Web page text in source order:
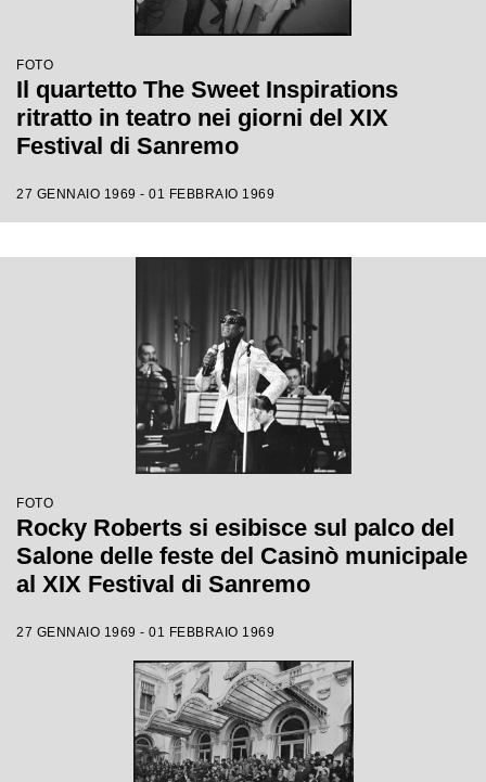
FOTO
Il quartetto The Sweet Inspirations
ritratto in teatro nei giorni del XIX
Festival di Sanremo
27 GENNAIO 1969 - 01 FEBBRAIO 1969
FOTO
Rocky Roberts si esibisce sul palco del
Salone delle feste del Casinò municipale
al XIX Festival di Sanremo
27 GENNAIO 1969 - 01 FEBBRAIO 1969